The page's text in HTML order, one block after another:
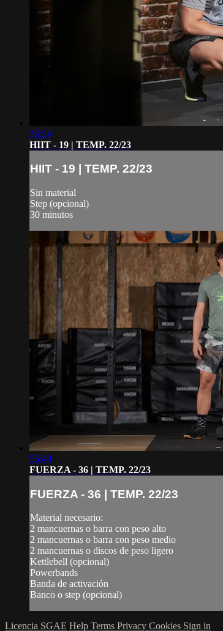
36:24
HIIT - 19 | TEMP. 22/23
HIIT - 19 | TEMP. 22/23
Sin material
Step (opcional)
30 minutos
56:49
FUERZA - 36 | TEMP. 22/23
FUERZA - 36 | TEMP. 22/23
Material necesario:
2 mancuernas o barra con peso alto
2 mancuernas o barra con peso medio
2 mancuernas o discos de peso ligero
Kettlebell (opcional)
Powerbands
Banda de activación
Banco o step (opcional)
Licencia SGAE Help Terms Privacy Cookies Sign in